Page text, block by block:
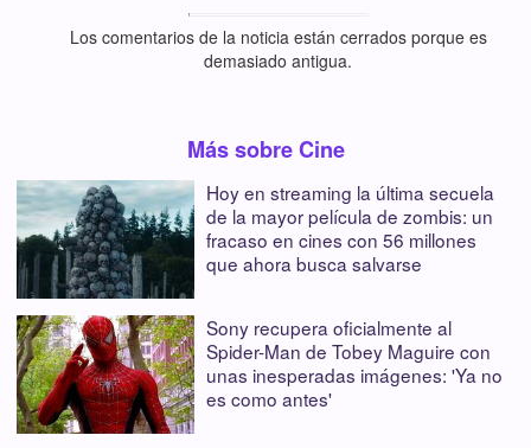
Los comentarios de la noticia están cerrados porque es
demasiado antigua.
Más sobre Cine
Hoy en streaming la última secuela
de la mayor película de zombis: un
fracaso en cines con 56 millones
que ahora busca salvarse
Sony recupera oficialmente al
Spider-Man de Tobey Maguire con
unas inesperadas imágenes: 'Ya no
es como antes'